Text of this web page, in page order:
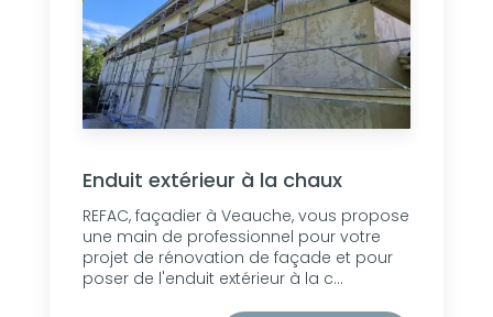
Enduit extérieur à la chaux
REFAC, façadier à Veauche, vous propose
une main de professionnel pour votre
projet de rénovation de façade et pour
poser de l'enduit extérieur à la c...